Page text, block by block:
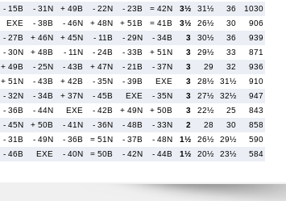
- 15B - 31N + 49B - 22N - 23B = 42N 3½ 31½ 36
1030
EXE - 38B - 46N + 48N + 51B = 41B 3½ 26½ 30
906
- 27B + 46N + 45N - 11B - 29N - 34B 3 30½ 36
939
- 30N + 48B - 11N - 24B - 33B + 51N 3 29½ 33
871
+ 49B - 25N - 43B + 47N - 21B - 37N 3 29 32
936
+ 51N - 43B + 42B - 35N - 39B EXE 3 28½ 31½
910
- 32N - 34B + 37N - 45B EXE - 35N 3 27½ 32½
947
- 36B - 44N EXE - 42B + 49N + 50B 3 22½ 25
843
- 45N + 50B - 41N - 36N - 48B - 33N 2 28 30
858
- 31B - 49N - 36B = 51N - 37B - 48N 1½ 26½ 29½
590
- 46B EXE - 40N = 50B - 42N - 44B 1½ 20½ 23½ 584